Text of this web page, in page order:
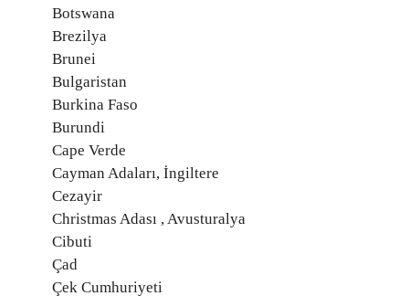
Botswana
Brezilya
Brunei
Bulgaristan
Burkina Faso
Burundi
Cape Verde
Cayman Adaları, İngiltere
Cezayir
Christmas Adası , Avusturalya
Cibuti
Çad
Çek Cumhuriyeti